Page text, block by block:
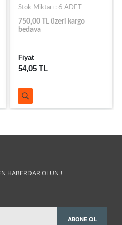
Stok Miktarı : 6 ADET
750,00 TL üzeri kargo
bedava
Fiyat
54,05 TL
HABERDAR OLUN !
ABONE OL